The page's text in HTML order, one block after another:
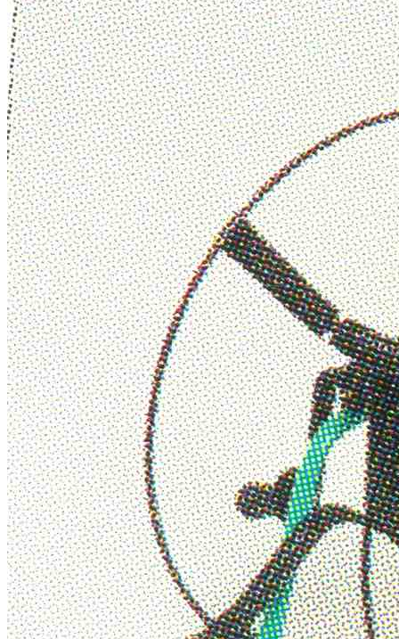
mtr. 1/2″ Schlauch oder ca.
100 mtr. 3/4″ Schlauch
€187,90
Enthält 19% MwSt.
zzgl.Versand
Schlauchwagen mit Gerätehalterung für ca. 130 mtr. 1/2"
Schlauch oder ca. 100 mtr. 3/4" Schlauch Menge
In den Warenkorb
Artikelnummer:BV 0010 Kategorie:Schlauchwagen
Beschreibung
Zusätzliche Informationen
Schlauchwagen
– für 130 m 1/2″ Schlauch oder
100 m 3/4″ Schlauch
– Schlauchtrommel aus Stahlblech, Rohrrahmen
aus 20 mm Stahlrohr, einbrennlackiert
– Wasserzufuhr über drehbare Messing-
Winkel-Stufentülle 1/2″ + 3/4″
– Schlauchanschluss 1/2″ Außengewinde